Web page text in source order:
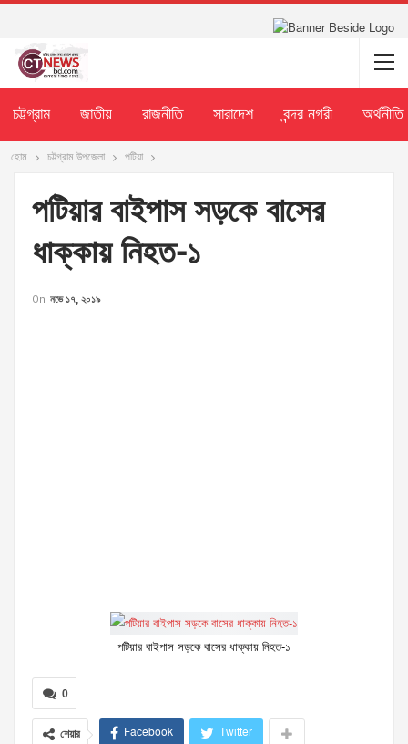
চট্টগ্রাম জাতীয় রাজনীতি সারাদেশ বন্দর নগরী অর্থনীতি
হোম চট্টগ্রাম উপজেলা পটিয়া
পটিয়ার বাইপাস সড়কে বাসের
ধাক্কায় নিহত-১
On নভে ১৭, ২০১৯
পটিয়ার বাইপাস সড়কে বাসের ধাক্কায় নিহত-১
0
শেয়ার Facebook Twitter